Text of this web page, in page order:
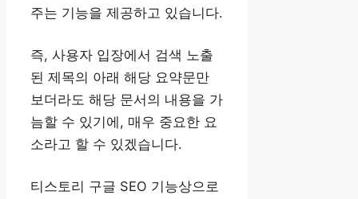
주는 기능을 제공하고 있습니다.
즉, 사용자 입장에서 검색 노출
된 제목의 아래 해당 요약문만
보더라도 해당 문서의 내용을 가
늠할 수 있기에, 매우 중요한 요
소라고 할 수 있겠습니다.
티스토리 구글 SEO 기능상으로